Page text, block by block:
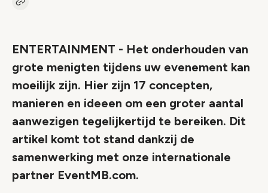
Kopieer link naar artikel
ENTERTAINMENT - Het onderhouden van
grote menigten tijdens uw evenement kan
moeilijk zijn. Hier zijn 17 concepten,
manieren en ideeen om een ​​groter aantal
aanwezigen tegelijkertijd te bereiken. Dit
artikel komt tot stand dankzij de
samenwerking met onze internationale
partner EventMB.com.